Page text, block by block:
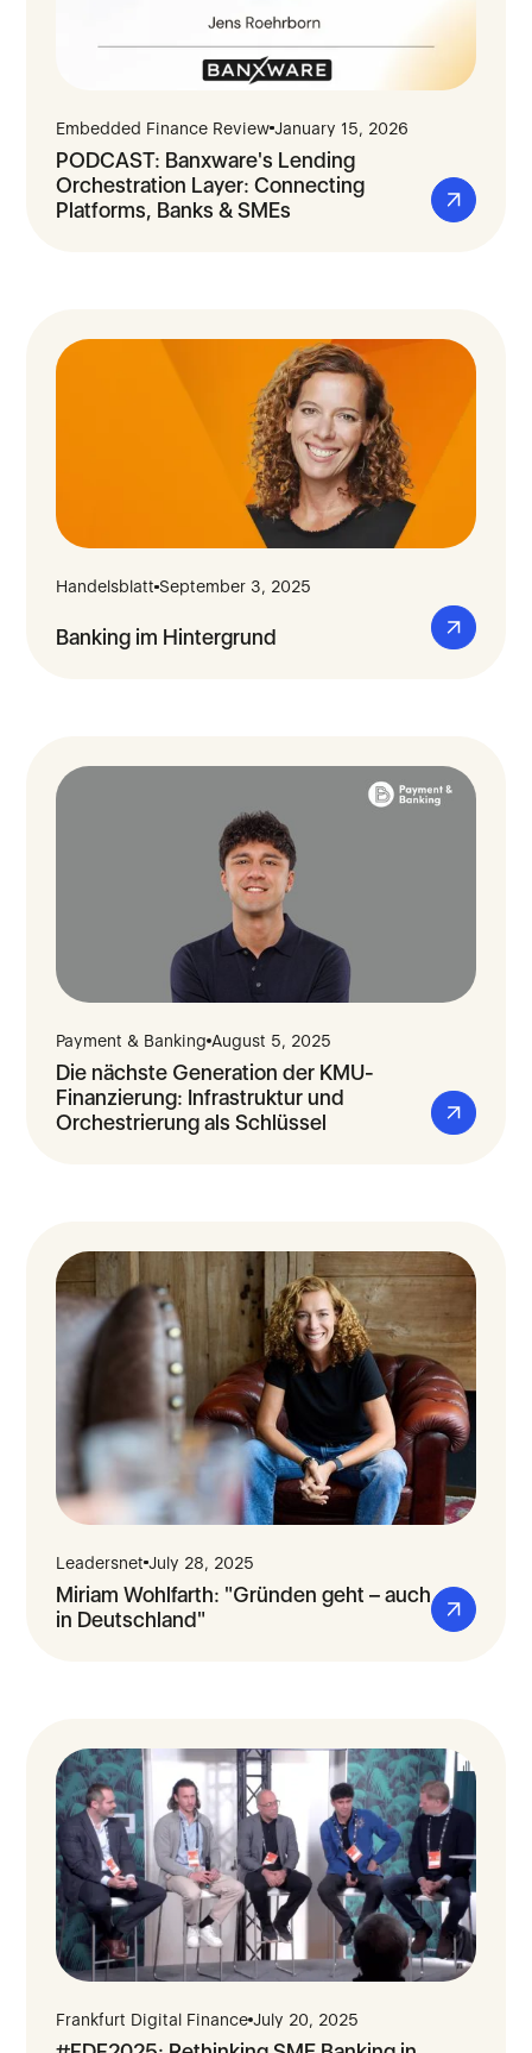
Embedded Finance ReviewJanuary 15, 2026
PODCAST: Banxware's Lending
Orchestration Layer: Connecting
Platforms, Banks & SMEs
HandelsblattSeptember 3, 2025
Banking im Hintergrund
Payment & BankingAugust 5, 2025
Die nächste Generation der KMU-
Finanzierung: Infrastruktur und
Orchestrierung als Schlüssel
LeadersnetJuly 28, 2025
Miriam Wohlfarth: "Gründen geht – auch
in Deutschland"
Frankfurt Digital FinanceJuly 20, 2025